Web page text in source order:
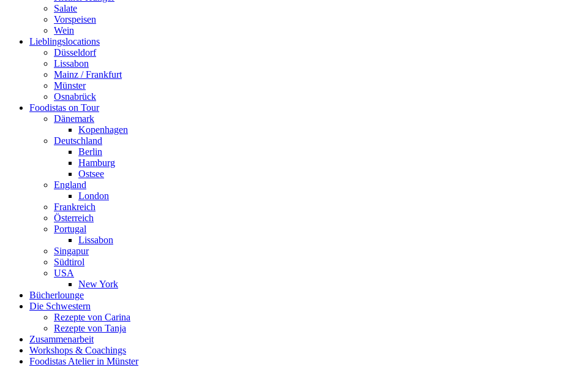
Salate
Vorspeisen
Wein
Lieblingslocations
Düsseldorf
Lissabon
Mainz / Frankfurt
Münster
Osnabrück
Foodistas on Tour
Dänemark
Kopenhagen
Deutschland
Berlin
Hamburg
Ostsee
England
London
Frankreich
Österreich
Portugal
Lissabon
Singapur
Südtirol
USA
New York
Bücherlounge
Die Schwestern
Rezepte von Carina
Rezepte von Tanja
Zusammenarbeit
Workshops & Coachings
Foodistas Atelier in Münster